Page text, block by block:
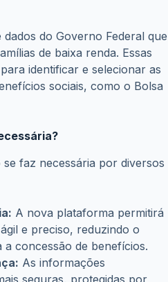
para carros novos já
a solicitação
até R$ 1.621 para
Sobre Nós